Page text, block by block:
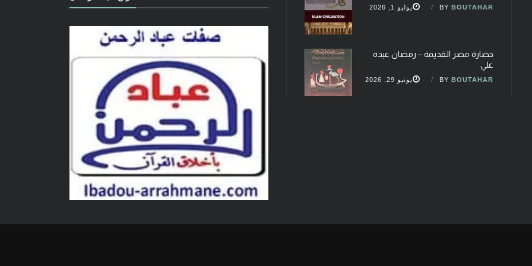
BY BOUTAHAR يوليو 1, 2026
حضارة مصر القديمة – رمضان عبده
علي
BY BOUTAHAR يونيو 29, 2026